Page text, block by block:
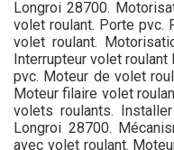
Longroi 28700.
volet roulant. Porte pvc.
volet roulant.
Interrupteur volet
pvc. Moteur de volet
Moteur filaire volet
volets roulants.
Longroi 28700.
avec volet roulant.